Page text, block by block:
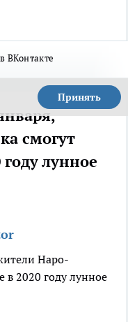
ВКонтакте
Принять
смогут
лунное